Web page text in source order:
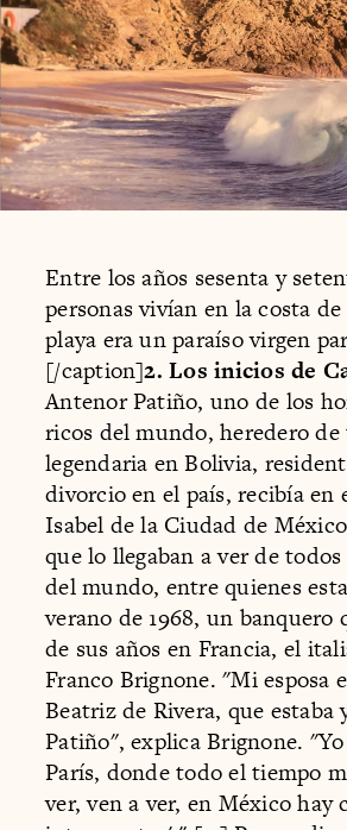
Entre los años sesenta y
personas vivían en la costa de
playa era un paraíso virgen
[/caption]2. Los inicios de
Antenor Patiño, uno de los
ricos del mundo, heredero
legendaria en Bolivia,
divorcio en el país, recibía en
Isabel de la Ciudad de
que lo llegaban a ver de
del mundo, entre quienes
verano de 1968, un banquero
de sus años en Francia, el
Franco Brignone. "Mi esposa
Beatriz de Rivera, que estaba
Patiño", explica Brignone.
París, donde todo el tiempo
ver, ven a ver, en México hay